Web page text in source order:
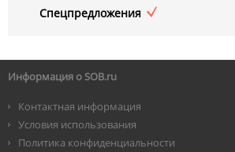
Спецпредложения
Информация о SOB.ru
Контактная информация
Условия использования
Политика конфиденциальности